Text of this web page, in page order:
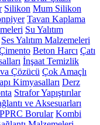
Silikon Mum Silikon
Tavan Kaplama
Su Yalıtım
Ses Yalıtım Malzemeleri
Beton Harcı Çatı
İnşaat Temizlik
Çözücü Çok Amaçlı
Kimyasalları Derz
Strafor Yapıştırılar
ve Aksesuarları
PPRC Borular Kombi